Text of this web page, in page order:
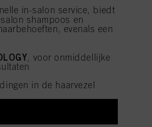
in-salon service, biedt
shampoos en
evenals een
, voor onmiddellijke
in de haarvezel